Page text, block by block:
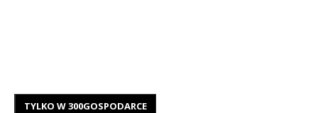
TYLKO W 300GOSPODARCE